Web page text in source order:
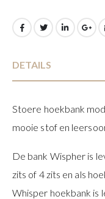
DETAILS
Stoere hoekbank
mooie stof en
De bank Wispher is
zits of 4 zits en als
Whisper hoekbank is